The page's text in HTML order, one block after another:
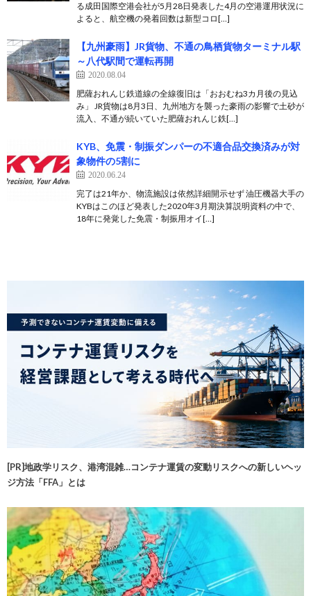
る成田国際空港会社が5月28日発表した4月の空港運用状況に
よると、航空機の発着回数は新型コロ[…]
【九州豪雨】JR貨物、不通の鳥栖貨物ターミナル駅
～八代駅間で運転再開
2020.08.04
肥薩おれんじ鉄道線の全線復旧は「おおむね3カ月後の見込
み」 JR貨物は8月3日、九州地方を襲った豪雨の影響で土砂が
流入、不通が続いていた肥薩おれんじ鉄[…]
KYB、免震・制振ダンパーの不適合品交換済みが対
象物件の5割に
2020.06.24
完了は21年か、物流施設は依然詳細開示せず 油圧機器大手の
KYBはこのほど発表した2020年3月期決算説明資料の中で、
18年に発覚した免震・制振用オイ[…]
[PR]地政学リスク、港湾混雑…コンテナ運賃の変動リスクへの新しいヘッ
ジ方法「FFA」とは